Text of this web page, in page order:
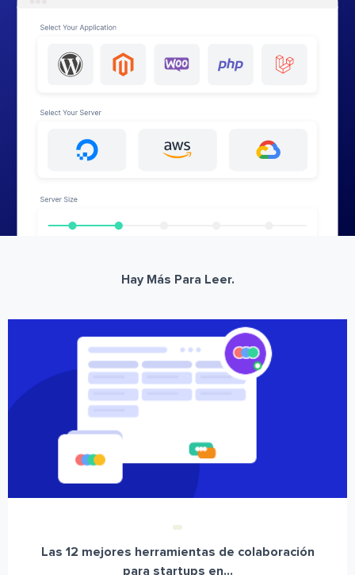
Hay Más Para Leer.
Las 12 mejores herramientas de colaboración
para startups en...